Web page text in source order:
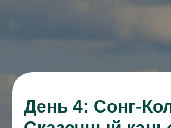
День 4: Сонг-